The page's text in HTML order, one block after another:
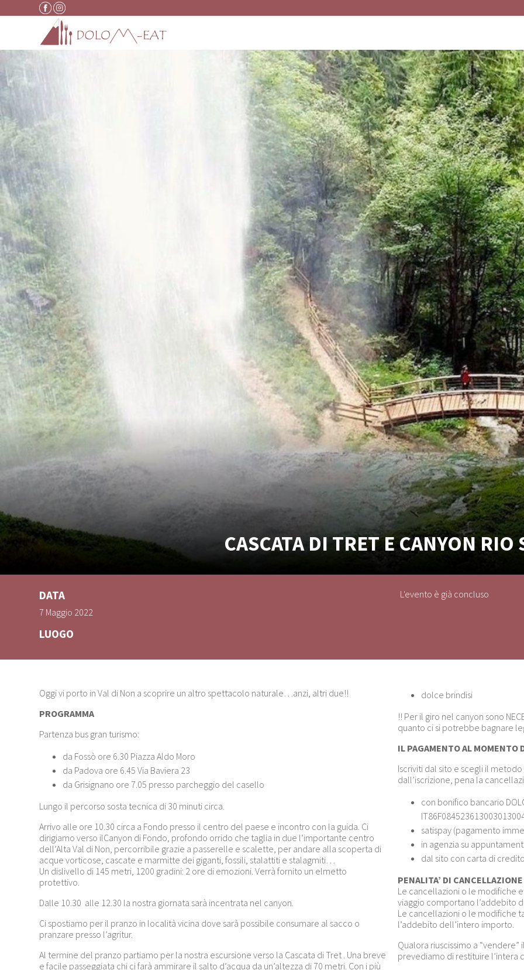
Vai al contenuto
CASCATA DI TRET E CANYON RIO
DATA
7 Maggio 2022
LUOGO
L'evento è già concluso
Oggi vi porto in Val di Non a scoprire un altro spettacolo naturale…anzi, altri due!!
PROGRAMMA
Partenza bus gran turismo:
da Fossò ore 6.30 Piazza Aldo Moro
da Padova ore 6.45 Via Baviera 23
da Grisignano ore 7.05 presso parcheggio del casello
Lungo il percorso sosta tecnica di 30 minuti circa.
Arrivo alle ore 10.30 circa a Fondo presso il centro del paese e incontro con la guida. Ci
dirigiamo verso ilCanyon di Fondo, profondo orrido che taglia in due l’importante centro
dell’Alta Val di Non, percorribile grazie a passerelle e scalette, per andare alla scoperta di
acque vorticose, cascate e marmitte dei giganti, fossili, stalattiti e stalagmiti…
Un dislivello di 145 metri, 1200 gradini: 2 ore di emozioni. Verrà fornito un elmetto
protettivo.
Dalle 10.30 alle 12.30 la nostra giornata sarà incentrata nel canyon.
Ci spostiamo per il pranzo in località vicina dove sarà possibile consumare al sacco o
pranzare presso l’agritur.
Al termine del pranzo partiamo per la nostra escursione verso la Cascata di Tret . Una breve
e facile passeggiata chi ci farà ammirare il salto d’acqua da un’altezza di 70 metri. Con i più
dolce brindisi
!! Per il giro nel canyon sono
quanto ci si potrebbe bagnare
IL PAGAMENTO AL MOMENTO
Iscriviti dal sito e scegli il
dall’iscrizione, pena la
con bonifico bancario
satispay (pagamento
in agenzia su
dal sito con carta di
PENALITA’ DI
Le cancellazioni o le modifiche
viaggio comportano l’addebito
Le cancellazioni o le modifiche
l’addebito dell’intero importo.
Qualora riuscissimo a
prevediamo di restituire l’intera